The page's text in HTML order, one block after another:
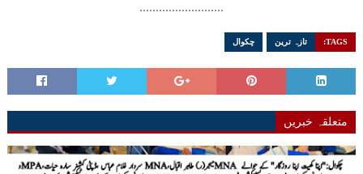
..........................
TAGS: تازہ ترین چکوال
متعلقہ خبریں